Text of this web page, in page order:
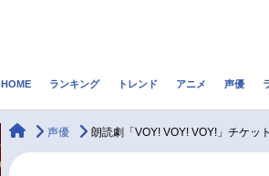
HOME ランキング トレンド アニメ 声優
animateTimes
声優 朗読劇「VOY! VOY! VOY!」チケッ